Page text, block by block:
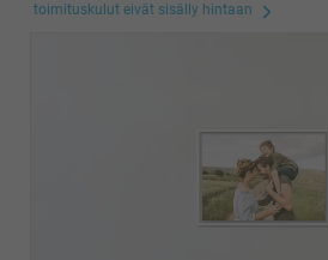
toimituskulut eivät sisälly hintaan